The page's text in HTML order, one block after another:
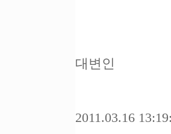
대변인
2011.03.16